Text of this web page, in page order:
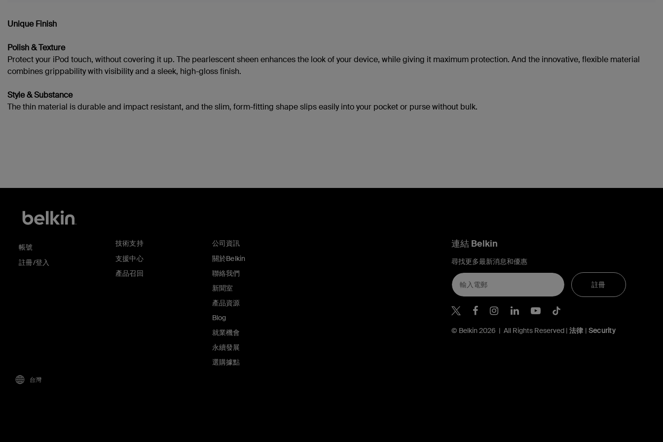
Unique Finish
Polish & Texture
Protect your iPod touch, without covering it up. The pearlescent sheen enhances the look of your device, while giving it maximum protection. And the innovative, flexible material
combines grippability with visibility and a sleek, high-gloss finish.
Style & Substance
The thin material is durable and impact resistant, and the slim, form-fitting shape slips easily into your pocket or purse without bulk.
帳號
註冊/登入
技術支持
支援中心
產品召回
公司資訊
關於Belkin
聯絡我們
新聞室
產品資源
Blog
就業機會
永續發展
選購據點
連結 Belkin
尋找更多最新消息和優惠
註冊
Belkin Twitter
Belkin Hong Kong Facebook
Belkin Instagram
Belkin Hong Kong
Belkin Youtube
Belkin TikTok
© Belkin 2026 | All Rights Reserved |法律 | Security
台灣